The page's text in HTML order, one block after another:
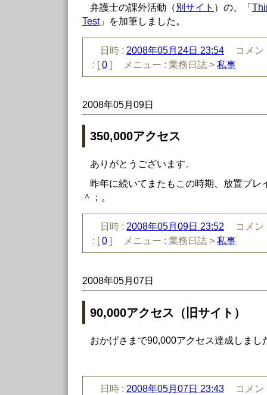
弁護士の課外活動（ 別サイト ）の、「
Test」を加筆しました。
日時 : 2008年05月24日 23:54
コメ
: [0 ] メニュー : 業務日誌 > 私事
2008年05月09日
350,000アクセス
ありがとうございます。
昨年に続いてまたもこの時期、放置プレ
＾；。
日時 : 2008年05月09日 23:52
コメ
: [0 ] メニュー : 業務日誌 > 私事
2008年05月07日
90,000アクセス（旧サイト）
おかげさまで90,000アクセス達成しまし
日時 : 2008年05月07日 23:43
コメ